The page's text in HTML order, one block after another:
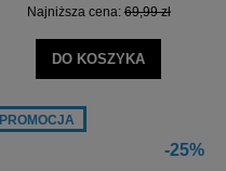
Najniższa cena:69,99 zł
DO KOSZYKA
-25%
PROMOCJA